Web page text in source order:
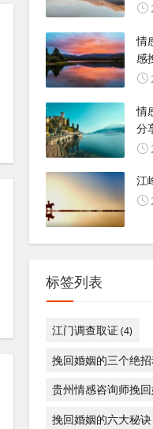
情
感
情
分
江
标签列表
江门调查取证 (4)
挽回婚姻的三个绝
贵州情感咨询师挽
挽回婚姻的六大秘诀